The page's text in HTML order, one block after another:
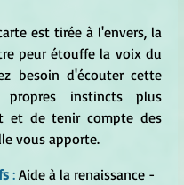
peur étouffe la voix du
besoin d'écouter cette
instincts plus
et de tenir compte des
vous apporte.
: Aide à la renaissance -